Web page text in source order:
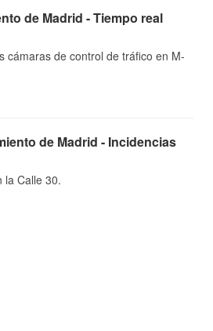
de Madrid - Tiempo real
cámaras de control de tráfico en M-
de Madrid - Incidencias
la Calle 30.